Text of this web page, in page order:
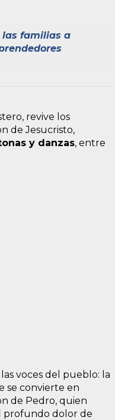
familias a
revive los
de Jesucristo,
y danzas, entre
voces del pueblo: la
se convierte en
de Pedro, quien
profundo dolor de